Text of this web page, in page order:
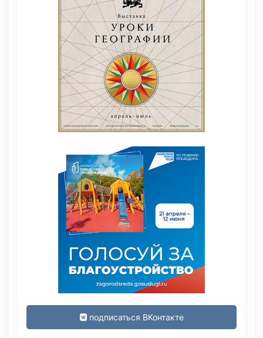
подписаться ВКонтакте